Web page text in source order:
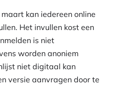
kan iedereen online
Het invullen kost een
is niet
worden anoniem
niet digitaal kan
versie aanvragen door te